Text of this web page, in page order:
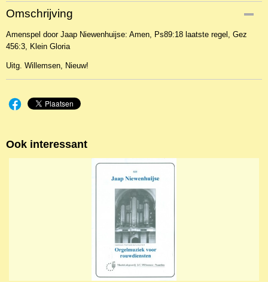
Productcode
NBLNOr-13952
EAN code
WIL778
Omschrijving
Amenspel door Jaap Niewenhuijse: Amen, Ps89:18 laatste regel, Gez
456:3, Klein Gloria
Uitg. Willemsen, Nieuw!
Ook interessant